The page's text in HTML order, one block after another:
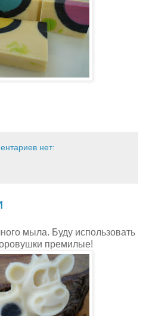
нет:
мыла. Буду использовать
премилые!